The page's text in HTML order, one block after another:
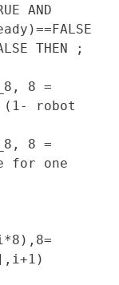
AND
THEN ;
(1- robot
for one